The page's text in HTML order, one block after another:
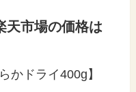
天市場の価格は
かドライ400g】